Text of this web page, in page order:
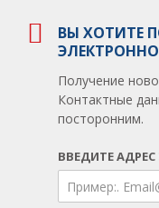
ВЫ ХОТИТЕ
Получение
Контактные
посторонним.
ВВЕДИТЕ